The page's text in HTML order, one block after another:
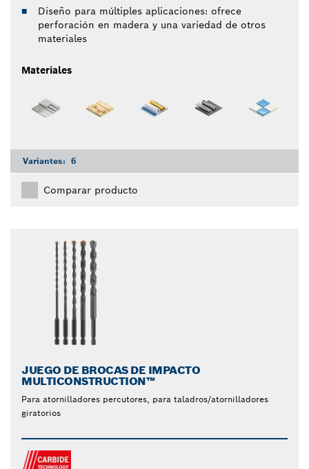
Diseño para múltiples aplicaciones: ofrece
perforación en madera y una variedad de otros
materiales
Materiales
Variantes: 6
Comparar producto
JUEGO DE BROCAS DE IMPACTO
MULTICONSTRUCTION™
Para atornilladores percutores, para taladros/atornilladores
giratorios